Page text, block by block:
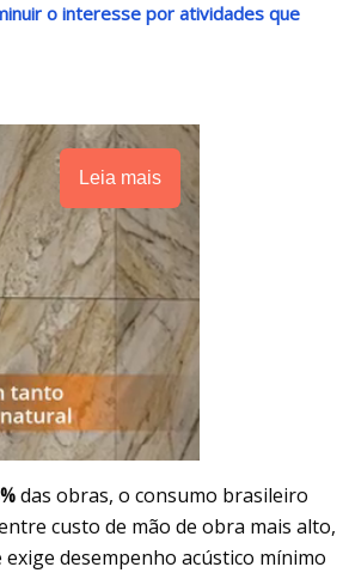
o interesse por atividades que
Leia mais
das obras, o consumo brasileiro
custo de mão de obra mais alto,
exige desempenho acústico mínimo